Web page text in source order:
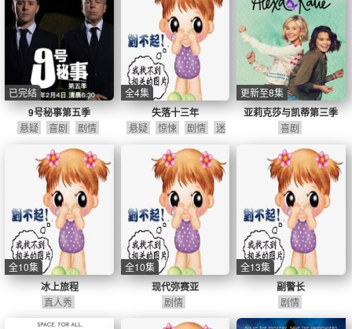
9号秘事第五季
已完结
悬疑 喜剧 剧情
失落十三年
全4集
悬疑 惊悚 剧情
迷
亚莉克莎与凯蒂第三季
更新至8集
喜剧
冰上旅程
全10集
真人秀
现代弥赛亚
全10集
剧情
副警长
全13集
剧情